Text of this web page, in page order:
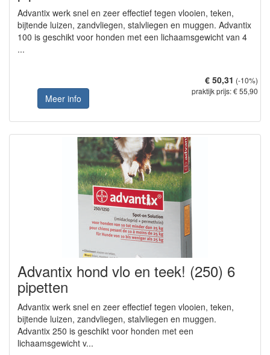
Advantix werk snel en zeer effectief tegen vlooien, teken,
bijtende luizen, zandvliegen, stalvliegen en muggen. Advantix
100 is geschikt voor honden met een lichaamsgewicht van 4
...
Meer info
€ 50,31 (-10%)
praktijk prijs: € 55,90
Advantix hond vlo en teek! (250) 6
pipetten
Advantix werk snel en zeer effectief tegen vlooien, teken,
bijtende luizen, zandvliegen, stalvliegen en muggen.
Advantix 250 is geschikt voor honden met een
lichaamsgewicht v...